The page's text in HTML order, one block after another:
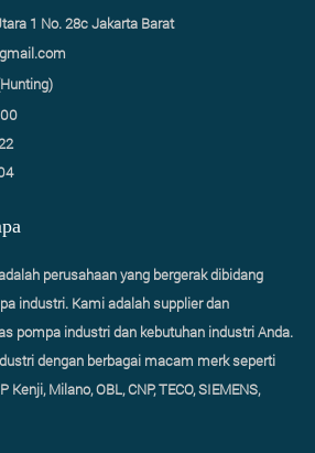
1 No. 28c Jakarta Barat
perusahaan yang bergerak dibidang
industri. Kami adalah supplier dan
pompa industri dan kebutuhan industri Anda.
dengan berbagai macam merk seperti
Kenji, Milano, OBL, CNP, TECO, SIEMENS,